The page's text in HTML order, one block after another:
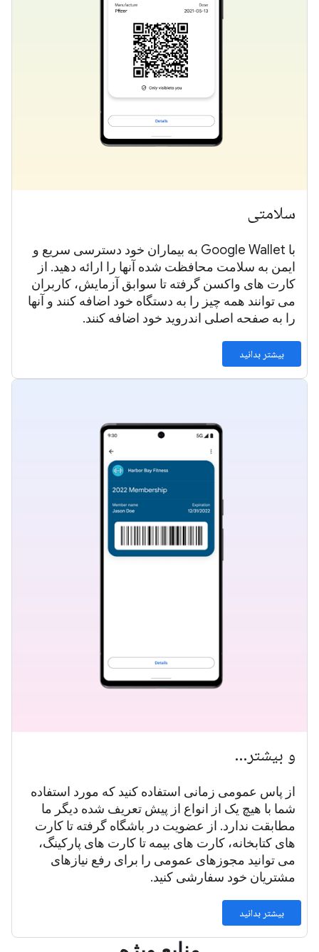
سلامتی
با Google Wallet به بیماران خود دسترسی سریع و
ایمن به سلامت محافظت شده آنها را ارائه دهید. از
کارت های واکسن گرفته تا سوابق آزمایش، کاربران
می توانند همه چیز را به دستگاه خود اضافه کنند و آنها
را به صفحه اصلی اندروید خود اضافه کنند.
بیشتر بدانید
و بیشتر…
از پاس عمومی زمانی استفاده کنید که مورد استفاده
شما با هیچ یک از انواع از پیش تعریف شده دیگر ما
مطابقت ندارد. از عضویت در باشگاه گرفته تا کارت
های کتابخانه، کارت های بیمه تا کارت های پارکینگ،
می توانید مجوزهای عمومی را برای رفع نیازهای
مشتریان خود سفارشی کنید.
بیشتر بدانید